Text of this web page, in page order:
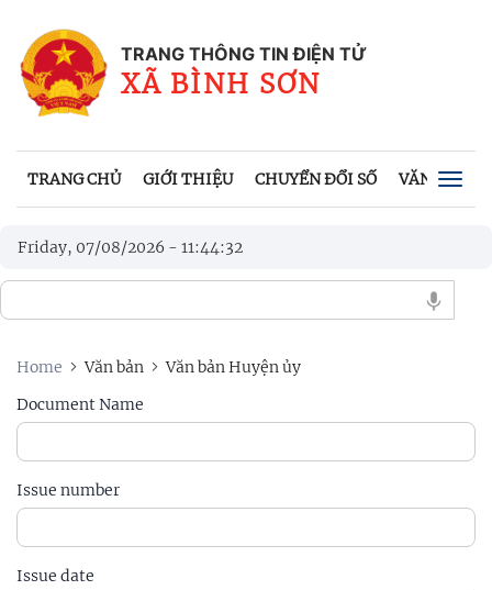
TRANG THÔNG TIN ĐIỆN TỬ
XÃ BÌNH SƠN
TRANG CHỦ GIỚI THIỆU CHUYỂN ĐỔI SỐ VĂN BẢN
Friday, 07/08/2026 - 11:44:32
Home Văn bản
Văn bản Huyện ủy
Document Name
Issue number
Issue date